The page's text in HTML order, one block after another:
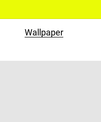
Wallpaper